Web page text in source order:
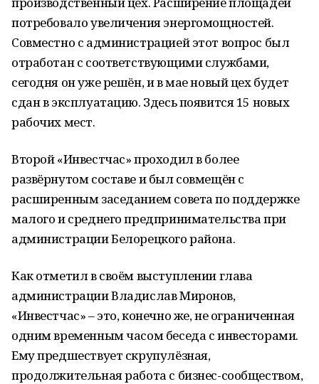
потребовало увеличения энергомощностей.
Совместно с администрацией этот вопрос был
отработан с соответствующими службами,
сегодня он уже решён, и в мае новый цех будет
сдан в эксплуатацию. Здесь появится 15 новых
рабочих мест.
Второй «Инвестчас» проходил в более
развёрнутом составе и был совмещён с
расширенным заседанием совета по поддержке
малого и среднего предпринимательства при
администрации Белорецкого района.
Как отметил в своём выступлении глава
администрации Владислав Миронов,
«Инвестчас» – это, конечно же, не ограниченная
одним временным часом беседа с инвесторами.
Ему предшествует скрупулёзная,
продолжительная работа с бизнес-сообществом,